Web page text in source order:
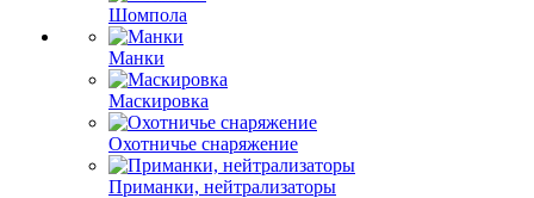
Шомпола
Манки
Маскировка
Охотничье снаряжение
Приманки, нейтрализаторы